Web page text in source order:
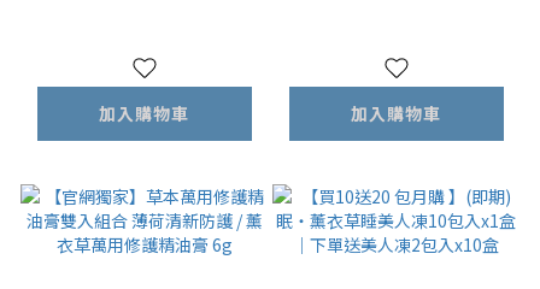
加入購物車 加入購物車